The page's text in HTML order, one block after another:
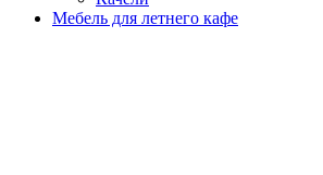
Мебель для летнего кафе